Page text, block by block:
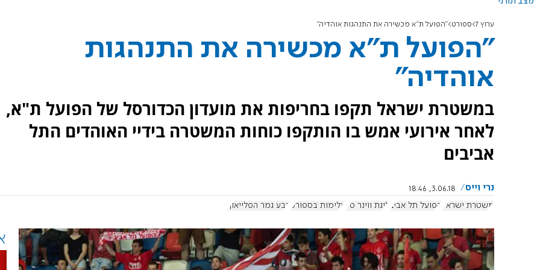
ערוץ 7 ספורט "הפועל ת"א מכשירה את התנהגות אוהדיה"
"הפועל ת"א מכשירה את התנהגות
אוהדיה"
במשטרת ישראל תקפו בחריפות את מועדון הכדורסל של הפועל ת"א,
לאחר אירועי אמש בו הותקפו כוחות המשטרה בידיי האוהדים התל
אביבים
נרי וייס
3.06.18, 18:46
משטרת ישראל
הפועל תל אביב ליגת ווינר סל אלימות בספורט רבע גמר הפלייאוף